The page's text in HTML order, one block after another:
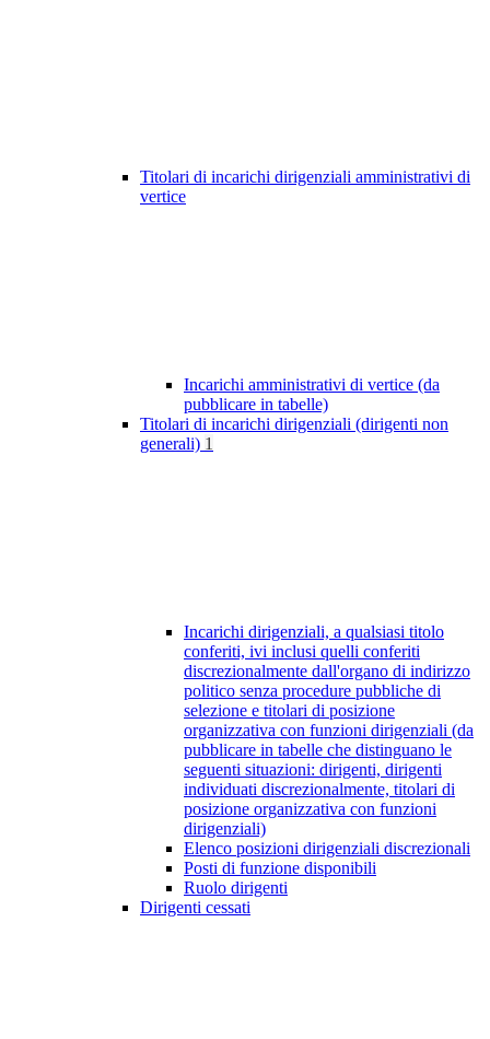
Titolari di incarichi dirigenziali amministrativi di
vertice
Incarichi amministrativi di vertice (da
pubblicare in tabelle)
Titolari di incarichi dirigenziali (dirigenti non
generali) 1
Incarichi dirigenziali, a qualsiasi titolo
conferiti, ivi inclusi quelli conferiti
discrezionalmente dall'organo di indirizzo
politico senza procedure pubbliche di
selezione e titolari di posizione
organizzativa con funzioni dirigenziali (da
pubblicare in tabelle che distinguano le
seguenti situazioni: dirigenti, dirigenti
individuati discrezionalmente, titolari di
posizione organizzativa con funzioni
dirigenziali)
Elenco posizioni dirigenziali discrezionali
Posti di funzione disponibili
Ruolo dirigenti
Dirigenti cessati